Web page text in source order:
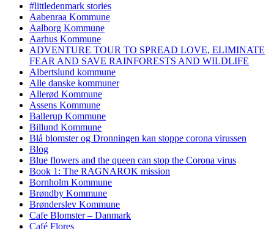
#littledenmark stories
Aabenraa Kommune
Aalborg Kommune
Aarhus Kommune
ADVENTURE TOUR TO SPREAD LOVE, ELIMINATE
FEAR AND SAVE RAINFORESTS AND WILDLIFE
Albertslund kommune
Alle danske kommuner
Allerød Kommune
Assens Kommune
Ballerup Kommune
Billund Kommune
Blå blomster og Dronningen kan stoppe corona virussen
Blog
Blue flowers and the queen can stop the Corona virus
Book 1: The RAGNAROK mission
Bornholm Kommune
Brøndby Kommune
Brønderslev Kommune
Cafe Blomster – Danmark
Café Flores